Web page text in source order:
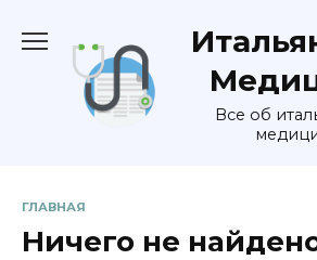
содержанию
Все об
ГЛАВНАЯ
Ничего не